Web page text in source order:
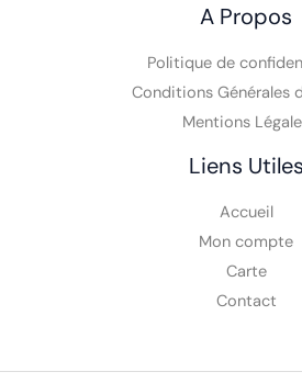
A Propos
Politique de
Conditions Générales
Mentions
Liens Utiles
Accueil
Mon compte
Carte
Contact